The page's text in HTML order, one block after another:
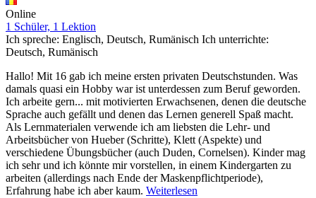
Online
1 Schüler, 1 Lektion
Ich spreche: Englisch, Deutsch, Rumänisch Ich unterrichte:
Deutsch, Rumänisch
Hallo! Mit 16 gab ich meine ersten privaten Deutschstunden. Was
damals quasi ein Hobby war ist unterdessen zum Beruf geworden.
Ich arbeite gern... mit motivierten Erwachsenen, denen die deutsche
Sprache auch gefällt und denen das Lernen generell Spaß macht.
Als Lernmaterialen verwende ich am liebsten die Lehr- und
Arbeitsbücher von Hueber (Schritte), Klett (Aspekte) und
verschiedene Übungsbücher (auch Duden, Cornelsen). Kinder mag
ich sehr und ich könnte mir vorstellen, in einem Kindergarten zu
arbeiten (allerdings nach Ende der Maskenpflichtperiode),
Erfahrung habe ich aber kaum. Weiterlesen